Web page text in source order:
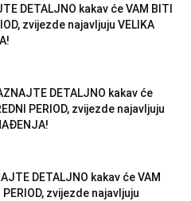
DETALJNO kakav će VAM BITI
zvijezde najavljuju VELIKA
DETALJNO kakav će
PERIOD, zvijezde najavljuju
DETALJNO kakav će VAM
PERIOD, zvijezde najavljuju